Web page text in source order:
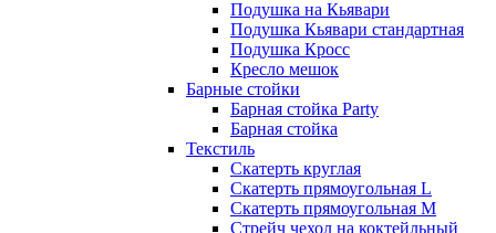
Подушка на Кьявари
Подушка Кьявари стандартная
Подушка Кросс
Кресло мешок
Барные стойки
Барная стойка Party
Барная стойка
Текстиль
Скатерть круглая
Скатерть прямоугольная L
Скатерть прямоугольная M
Стрейч чехол на коктейльный